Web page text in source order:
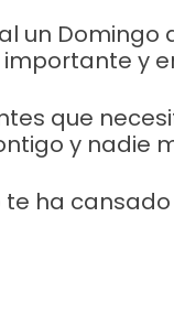
un
importante y
que
y nadie
te ha